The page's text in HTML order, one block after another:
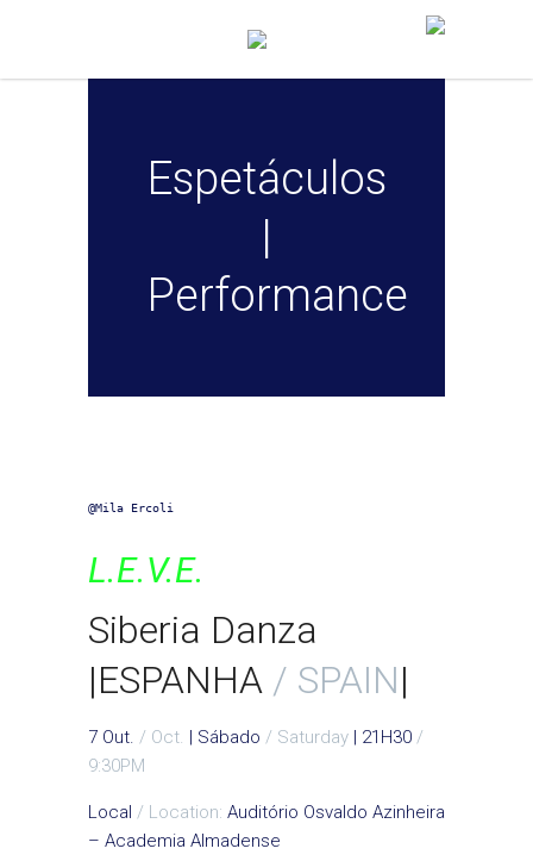
Espetáculos
|
Performance
@Mila Ercoli
L.E.V.E.
Siberia Danza
|ESPANHA / SPAIN|
7 Out. / Oct. | Sábado / Saturday | 21H30 /
9:30PM
Local / Location: Auditório Osvaldo Azinheira
– Academia Almadense